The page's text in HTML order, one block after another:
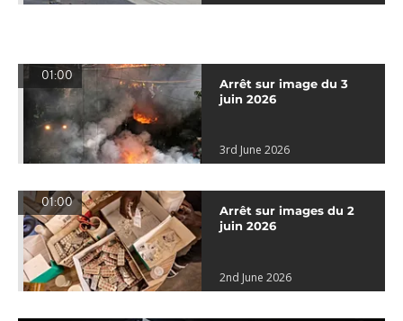
01:00
Arrêt sur image du 3
juin 2026
3rd June 2026
01:00
Arrêt sur images du 2
juin 2026
2nd June 2026